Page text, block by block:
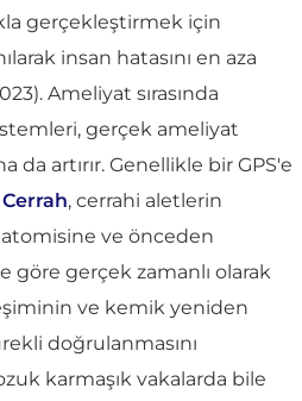
gerçekleştirmek için
insan hatasını en aza
Ameliyat sırasında
gerçek ameliyat
da artırır. Genellikle bir GPS'e
Cerrah, cerrahi aletlerin
ve önceden
göre gerçek zamanlı olarak
ve kemik yeniden
doğrulanmasını
karmaşık vakalarda bile